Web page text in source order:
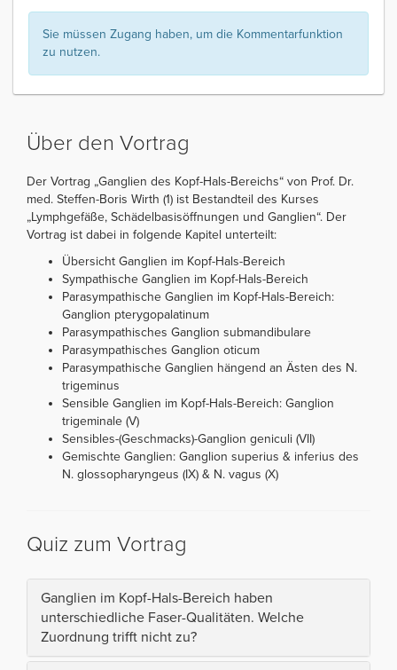
Sie müssen Zugang haben, um die Kommentarfunktion
zu nutzen.
Über den Vortrag
Der Vortrag „Ganglien des Kopf-Hals-Bereichs“ von Prof. Dr.
med. Steffen-Boris Wirth (1) ist Bestandteil des Kurses
„Lymphgefäße, Schädelbasisöffnungen und Ganglien“. Der
Vortrag ist dabei in folgende Kapitel unterteilt:
Übersicht Ganglien im Kopf-Hals-Bereich
Sympathische Ganglien im Kopf-Hals-Bereich
Parasympathische Ganglien im Kopf-Hals-Bereich:
Ganglion pterygopalatinum
Parasympathisches Ganglion submandibulare
Parasympathisches Ganglion oticum
Parasympathische Ganglien hängend an Ästen des N.
trigeminus
Sensible Ganglien im Kopf-Hals-Bereich: Ganglion
trigeminale (V)
Sensibles-(Geschmacks)-Ganglion geniculi (VII)
Gemischte Ganglien: Ganglion superius & inferius des
N. glossopharyngeus (IX) & N. vagus (X)
Quiz zum Vortrag
Ganglien im Kopf-Hals-Bereich haben
unterschiedliche Faser-Qualitäten. Welche
Zuordnung trifft nicht zu?